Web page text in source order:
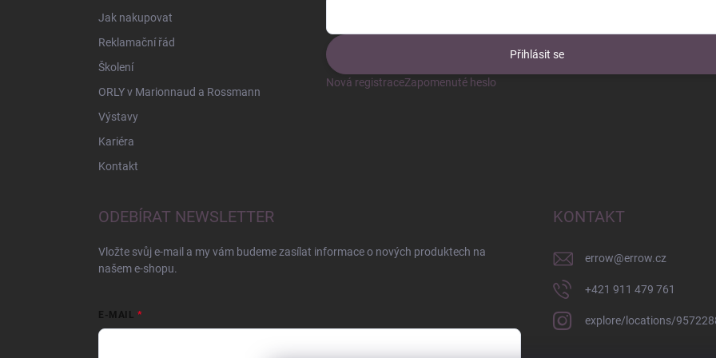
Jak nakupovat
Reklamační řád
Školení
ORLY v Marionnaud a Rossmann
Výstavy
Kariéra
Kontakt
Přihlásit se
Nová registraceZapomenuté heslo
ODEBÍRAT NEWSLETTER
Vložte svůj e-mail a my vám budeme zasílat informace o nových produktech na
našem e-shopu.
E-MAIL
KONTAKT
errow@errow.cz
+421 911 479 761
explore/locations/